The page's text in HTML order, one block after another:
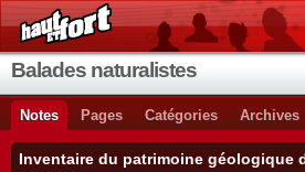
Balades naturalistes
Notes Pages Catégories Archives
Inventaire du patrimoine géologique